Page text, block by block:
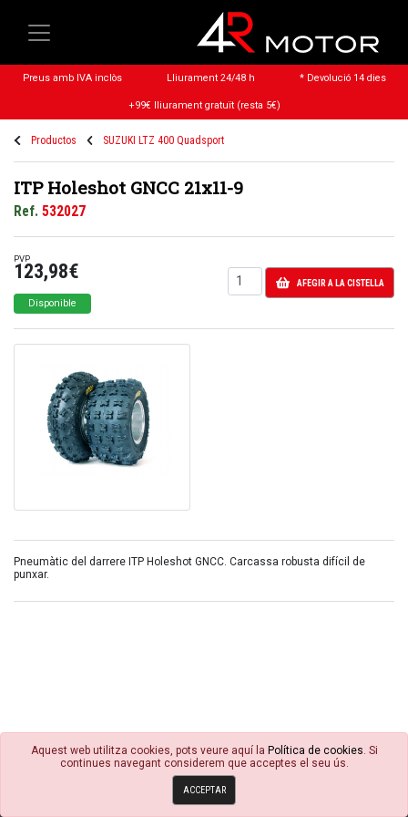
Preus amb IVA inclòs Lliurament 24/48 h * Devolució 14 dies
+99€ lliurament gratuït (resta 5€)
Productos SUZUKI LTZ 400 Quadsport
ITP Holeshot GNCC 21x11-9
Ref. 532027
PVP
123,98€
Disponible
AFEGIR A LA CISTELLA
Pneumàtic del darrere ITP Holeshot GNCC. Carcassa robusta difícil de
punxar.
Avisos Legals
Aquest web utilitza cookies, pots veure aquí la Política de cookies . Si
continues navegant considerem que acceptes el seu ús.
ACCEPTAR